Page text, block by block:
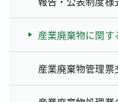
産業廃棄物に関
産業廃棄物管理